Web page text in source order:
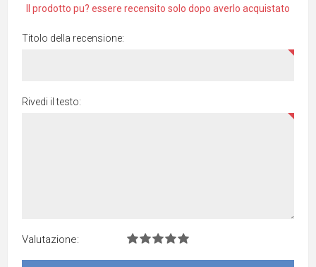
Il prodotto pu? essere recensito solo dopo averlo acquistato
Titolo della recensione:
Rivedi il testo:
Valutazione: